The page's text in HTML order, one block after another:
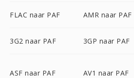
FLAC naar PAF AMR naar PAF
3G2 naar PAF 3GP naar PAF
ASF naar PAF AV1 naar PAF